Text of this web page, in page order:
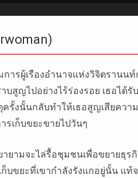
ารผู้เรืองอำนาจแห่งวิจิตรานน
สูญไปอย่างไร้ร่องรอย เธอได้รั
รั้งนั้นกลับทำให้เธอสูญเสียควา
รเก็บขยะขายไปวันๆ
ามจะไล่รื้อชุมชนเพื่อขยายธุรกิ
บขยะที่เขากำลังรังแกอยู่นั้น แท้